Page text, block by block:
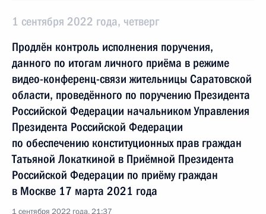
1 сентября 2022 года, четверг
Продлён контроль исполнения поручения,
данного по итогам личного приёма в режиме
видео-конференц-связи жительницы Саратовской
области, проведённого по поручению Президента
Российской Федерации начальником Управления
Президента Российской Федерации
по обеспечению конституционных прав граждан
Татьяной Локаткиной в Приёмной Президента
Российской Федерации по приёму граждан
в Москве 17 марта 2021 года
1 сентября 2022 года, 21:37